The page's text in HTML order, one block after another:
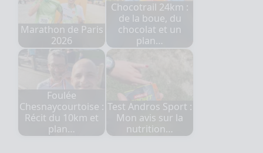
Marathon de Paris
2026
Chocotrail 24km :
de la boue, du
chocolat et un
plan…
Foulée
Chesnaycourtoise :
Récit du 10km et
plan…
Test Andros Sport :
Mon avis sur la
nutrition…